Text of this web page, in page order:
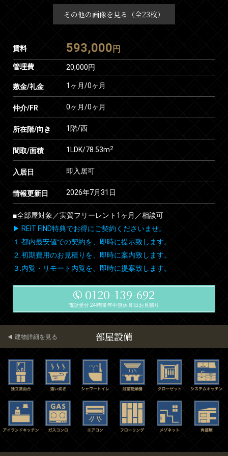
その他の画像を見る（全23枚）
賃料 593,000 円
管理費 20,000円
敷金/礼金 1ヶ月/0ヶ月
仲介/FR 0ヶ月/0ヶ月
所在階/向き 1階/西
間取/面積 1LDK/78.53m2
入居日 即入居可
情報更新日 2026年7月31日
■全部屋対象／実質フリーレント1ヶ月／相談可
▶ REIT FIND特典でお得にご契約くださいませ。
１.都内最安値での契約を、即時に提示致します。
２.初期費用のお見積りを、即時に案内致します。
３.内覧・リモート内覧を、即時に提案致します。
0120-139-692
電話受付 24時間 年中無休 即日お見積り
部屋設備
建物詳細を見る